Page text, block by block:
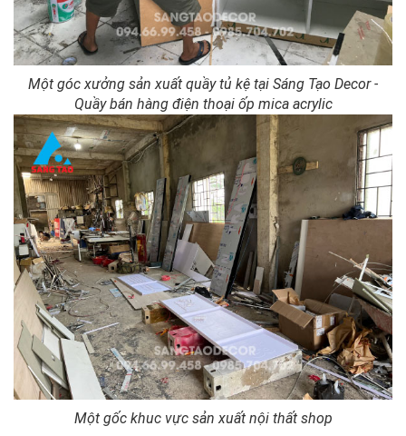
Một góc xưởng sản xuất quầy tủ kệ tại Sáng Tạo Decor -
Quầy bán hàng điện thoại ốp mica acrylic
Một gốc khuc vực sản xuất nội thất shop